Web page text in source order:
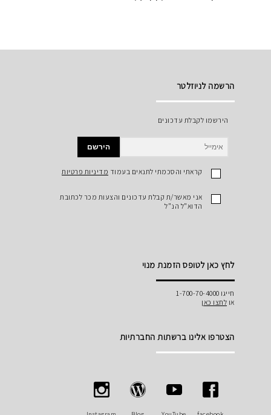
הרשמה לניוזלטר
הירשמו לקבלת עדכונים
הירשם
קראתי והסכמתי לתנאים בעמוד מדיניות פרטיות
אני מאשר/ת קבלת עדכונים והצעות מכר לכתובת
הדוא"ל הנ"ל
לחץ כאן לטופס הזמנת מנוי
חייגו 1-700-70-4000
או לחצו כאן
הצטרפו אלינו ברשתות החברתיות